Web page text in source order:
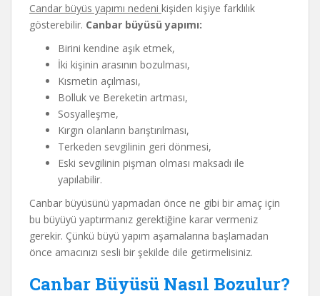
Candar büyüs yapımı nedeni kişiden kişiye farklılık
gösterebilir. Canbar büyüsü yapımı:
Birini kendine aşık etmek,
İki kişinin arasının bozulması,
Kısmetin açılması,
Bolluk ve Bereketin artması,
Sosyalleşme,
Kırgın olanların barıştırılması,
Terkeden sevgilinin geri dönmesi,
Eski sevgilinin pişman olması maksadı ile
yapılabilir.
Canbar büyüsünü yapmadan önce ne gibi bir amaç için
bu büyüyü yaptırmanız gerektiğine karar vermeniz
gerekir. Çünkü büyü yapım aşamalarına başlamadan
önce amacınızı sesli bir şekilde dile getirmelisiniz.
Canbar Büyüsü Nasıl Bozulur?